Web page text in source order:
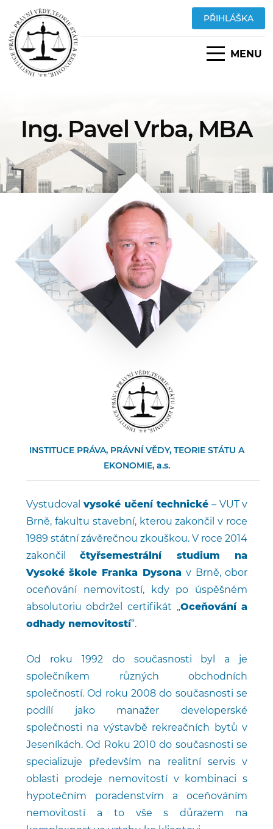
PŘIHLÁŠKA
MENU
Ing. Pavel Vrba, MBA
INSTITUCE PRÁVA, PRÁVNÍ VĚDY, TEORIE STÁTU A
EKONOMIE, a.s.
Vystudoval vysoké učení technické– VUT v
Brně, fakultu stavební, kterou zakončil v roce
1989 státní závěrečnou zkouškou. V roce 2014
zakončilčtyřsemestrální studium na
Vysoké škole Franka Dysona v Brně, obor
oceňování nemovitostí, kdy po úspěšném
absolutoriu obdržel certifikát „Oceňování a
odhady nemovitostí“.
Od roku 1992 do současnosti byl a je
společníkem různých obchodních
společností. Od roku 2008 do současnosti se
podílí jako manažer developerské
společnosti na výstavbě rekreačních bytů v
Jeseníkách. Od Roku 2010 do současnosti se
specializuje především na realitní servis v
oblasti prodeje nemovitostí v kombinaci s
hypotečním poradenstvím a oceňováním
nemovitostí a to vše s důrazem na